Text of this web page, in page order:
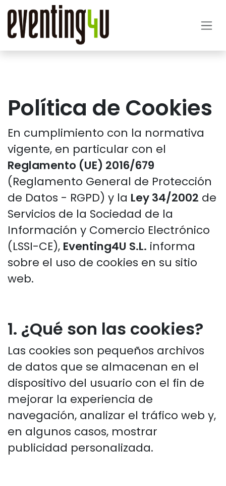
Ir al contenido
Política de Cookies
En cumplimiento con la normativa
vigente, en particular con el
Reglamento (UE) 2016/679
(Reglamento General de Protección
de Datos - RGPD) y la Ley 34/2002 de
Servicios de la Sociedad de la
Información y Comercio Electrónico
(LSSI-CE), Eventing4U S.L. informa
sobre el uso de cookies en su sitio
web.
1. ¿Qué son las cookies?
Las cookies son pequeños archivos
de datos que se almacenan en el
dispositivo del usuario con el fin de
mejorar la experiencia de
navegación, analizar el tráfico web y,
en algunos casos, mostrar
publicidad personalizada.